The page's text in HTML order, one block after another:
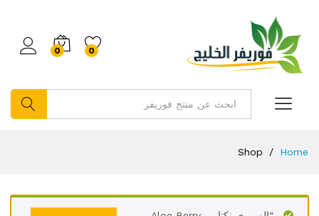
0
0
Home
/
Shop